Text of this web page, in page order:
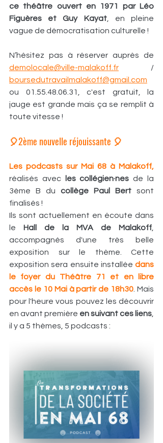
ce théâtre ouvert en 1971 par Léo
Figuères et Guy Kayat, en pleine
vague de démocratisation culturelle !
demolocale@ville-malakoff.fr
boursedutravailmalakoff@gmail.com
ou 01.55.48.06.31, c'est gratuit, la
jauge est grande mais ça se remplit à
toute vitesse !
🎈2ème nouvelle réjouissante 🎈
Les podcasts sur Mai 68 à Malakoff,
réalisés avec
les collégien·nes de la
3ème B du collège Paul Bert sont
finalisés !
Ils sont actuellement en écoute dans
le Hall de la MVA de Malakoff
accompagnés d'une très belle
exposition sur le thème. Cette
exposition sera ensuite installée dans
le foyer du Théâtre 71 et en libre
accès le 10 Mai à partir de 18h30 . Mais
pour l'heure vous pouvez les découvrir
en avant première en suivant ces liens
il y a 5 thèmes, 5 podcasts :